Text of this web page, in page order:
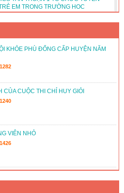
EM TRONG TRƯỜNG HỌC
TH&THCS TÂN THUẬN 1 DUY TRÌ VÀ
LẠC BỘ VĂN HÓA, VĂN NGHỆ, THỂ
TH&THCS TÂN THUẬN 1 TỔ CHỨC
THƯ CHÀO MỪNG ĐẠI HỘI ĐOÀN CÁC
KHỎE PHÙ ĐỔNG CẤP HUYỆN NĂM
1282
CỦA CUỘC THI CHỈ HUY GIỎI
1240
VIÊN NHỎ
1426